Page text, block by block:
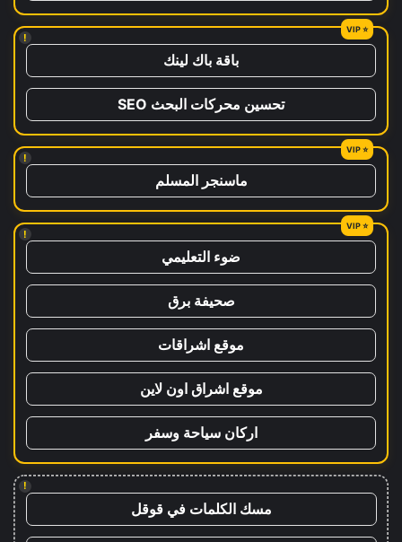
!
باقة باك لينك
تحسين محركات البحث SEO
!
ماسنجر المسلم
!
ضوء التعليمي
صحيفة برق
موقع اشراقات
موقع اشراق اون لاين
اركان سياحة وسفر
!
مسك الكلمات في قوقل